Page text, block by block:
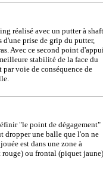
réalisé avec un putter à shaft
prise de grip du putter,
Avec ce second point
stabilité de la face du
voie de conséquence de
"le point de dégagement"
dropper une balle que l'on ne
est dans une zone à
ou frontal (piquet